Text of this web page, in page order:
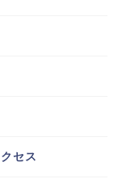
セス